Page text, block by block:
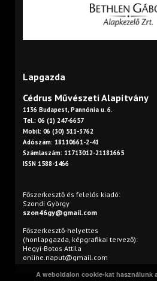
Lapgazda
Cédrus Művészeti Alapítvány
1136 Budapest, Pannónia u. 6.
Tel.: 06 (1) 247-6657
Mobil: 06 (30) 511-3762
Adószám: 18110661-2-41
Számlaszám: 11713012-21181665
ISSN 1588-1466
Főszerkesztő és felelős kiadó:
Szondi György
szon46gy@gmail.com
Főszerkesztő-helyettes
(honlapgazda, képgrafikai tervező):
Hegyi-Botos Attila
online.naput@gmail.com
A weboldalon cookie-kat használunk